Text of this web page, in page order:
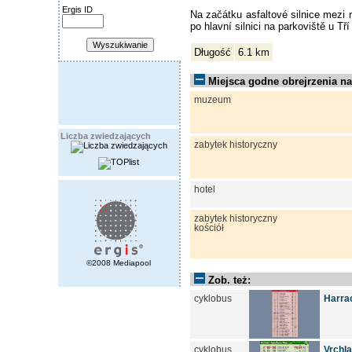
Ergis ID
Liczba zwiedzających
©2008 Mediapool
Na začátku asfaltové silnice mezi
po hlavní silnici na parkoviště u Tří
Długość 6.1 km
Miejsca godne obrejrzenia
muzeum
zabytek historyczny
hotel
zabytek historyczny
kościół
Zob. też:
cyklobus
cyklobus